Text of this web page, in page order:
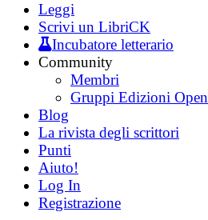
Leggi
Scrivi un LibriCK
Incubatore letterario
Community
Membri
Gruppi Edizioni Open
Blog
La rivista degli scrittori
Punti
Aiuto!
Log In
Registrazione